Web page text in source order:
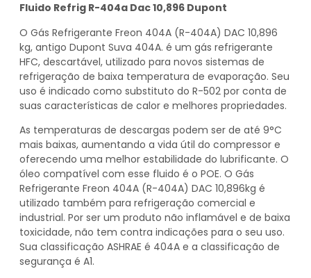
Fluido Refrig R-404a Dac 10,896 Dupont
O Gás Refrigerante Freon 404A (R-404A) DAC 10,896
kg, antigo Dupont Suva 404A. é um gás refrigerante
HFC, descartável, utilizado para novos sistemas de
refrigeração de baixa temperatura de evaporação. Seu
uso é indicado como substituto do R-502 por conta de
suas características de calor e melhores propriedades.
As temperaturas de descargas podem ser de até 9°C
mais baixas, aumentando a vida útil do compressor e
oferecendo uma melhor estabilidade do lubrificante. O
óleo compatível com esse fluido é o POE. O Gás
Refrigerante Freon 404A (R-404A) DAC 10,896kg é
utilizado também para refrigeração comercial e
industrial. Por ser um produto não inflamável e de baixa
toxicidade, não tem contra indicações para o seu uso.
Sua classificação ASHRAE é 404A e a classificação de
segurança é A1.